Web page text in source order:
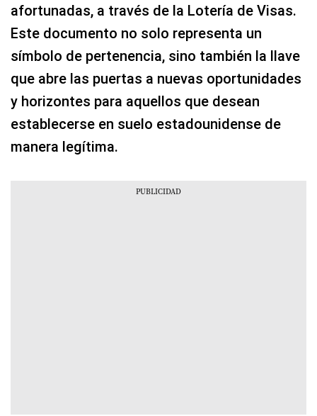
afortunadas, a través de la Lotería de Visas.
Este documento no solo representa un
símbolo de pertenencia, sino también la llave
que abre las puertas a nuevas oportunidades
y horizontes para aquellos que desean
establecerse en suelo estadounidense de
manera legítima.